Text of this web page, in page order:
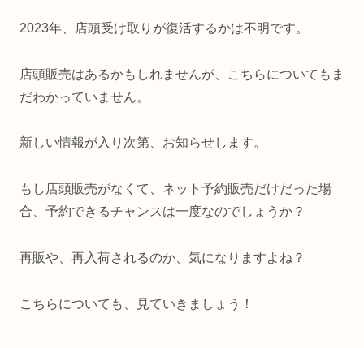
2023年、店頭受け取りが復活するかは不明です。
店頭販売はあるかもしれませんが、こちらについてもま
だわかっていません。
新しい情報が入り次第、お知らせします。
もし店頭販売がなくて、ネット予約販売だけだった場
合、予約できるチャンスは一度なのでしょうか？
再販や、再入荷されるのか、気になりますよね？
こちらについても、見ていきましょう！